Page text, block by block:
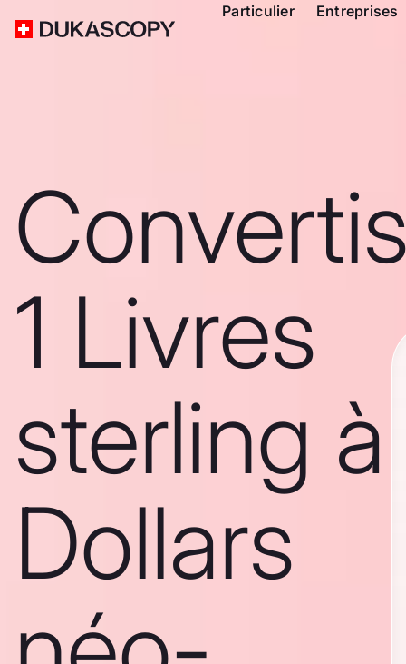
Particulier Entreprises
1 Livres
sterling à
Dollars